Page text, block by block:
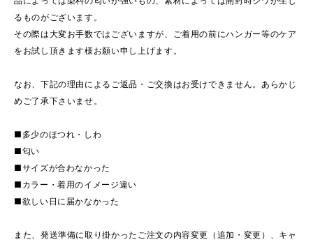
るものがございます。
その際は大変お手数ではございますが、ご着用の前にハンガー等のケア
をお試し頂きます様お願い申し上げます。
なお、下記の理由によるご返品・ご交換はお受けできません。あらかじ
めご了承下さいませ。
■多少のほつれ・しわ
■匂い
■サイズが合わなかった
■カラー・着用のイメージ違い
■欲しい日に届かなかった
また、発送準備に取り掛かったご注文の内容変更（追加・変更）、キャ